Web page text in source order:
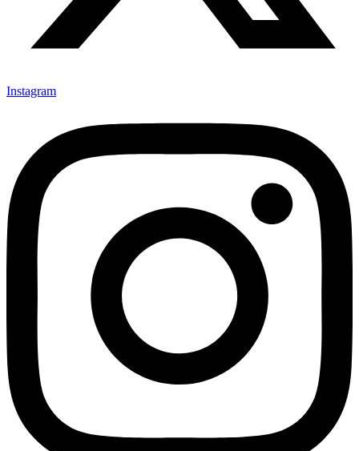
Instagram